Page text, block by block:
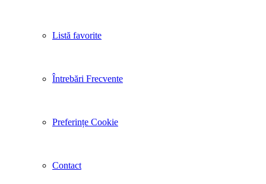
Listă favorite
Întrebări Frecvente
Preferințe Cookie
Contact